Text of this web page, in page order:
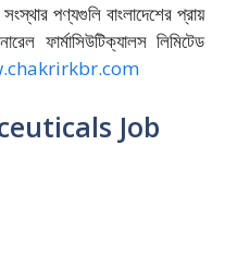
পণ্যগুলি বাংলাদেশের প্রায়
ফার্মাসিউটিক্যালস লিমিটেড
Job